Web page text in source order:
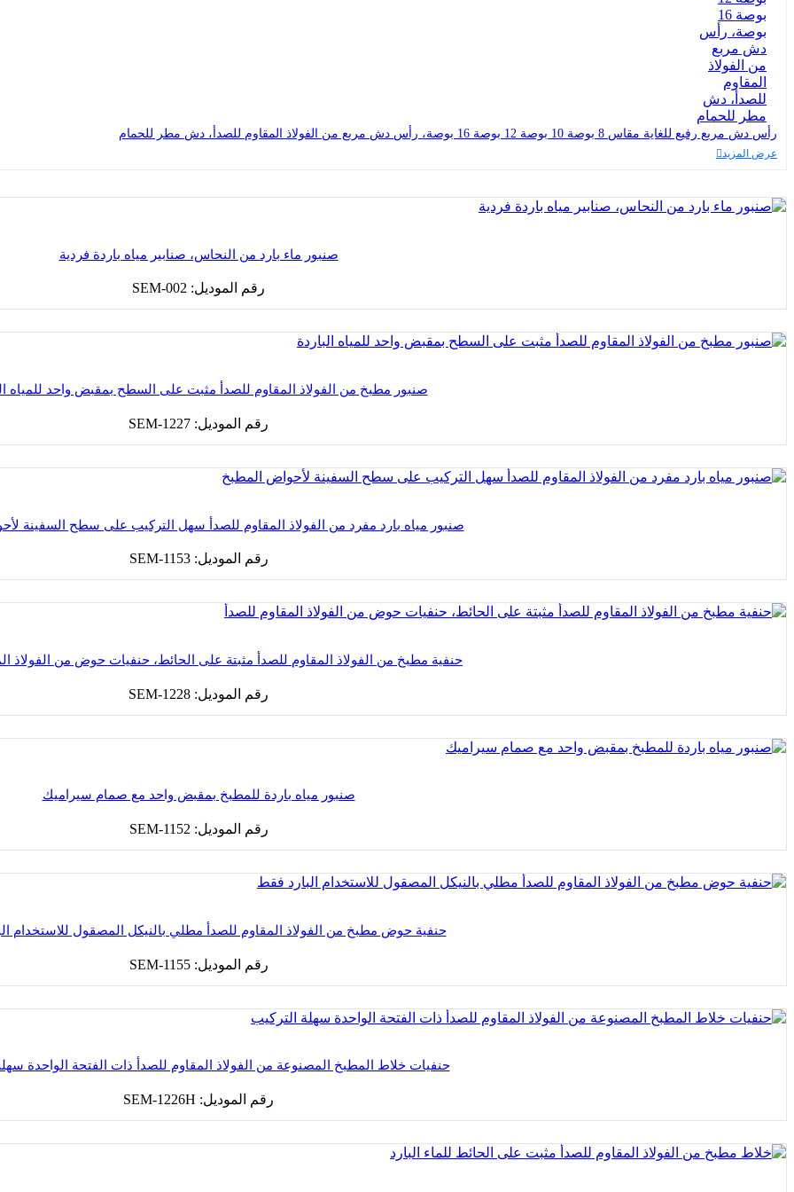
رأس دش مربع رفيع للغاية مقاس 8 بوصة 10 بوصة 12 بوصة 16 بوصة، رأس دش مربع من الفولاذ المقاوم للصدأ، دش مطر للحمام
عرض المزيد
صنبور ماء بارد من النحاس، صنابير مياه باردة فردية
رقم الموديل: SEM-002
صنبور مطبخ من الفولاذ المقاوم للصدأ مثبت على السطح بمقبض واحد للمياه
رقم الموديل: SEM-1227
صنبور مياه بارد مفرد من الفولاذ المقاوم للصدأ سهل التركيب على سطح السفينة
رقم الموديل: SEM-1153
حنفية مطبخ من الفولاذ المقاوم للصدأ مثبتة على الحائط، حنفيات حوض من الفولاذ
رقم الموديل: SEM-1228
صنبور مياه باردة للمطبخ بمقبض واحد مع صمام سيراميك
رقم الموديل: SEM-1152
حنفية حوض مطبخ من الفولاذ المقاوم للصدأ مطلي بالنيكل المصقول للاستخدام
رقم الموديل: SEM-1155
حنفيات خلاط المطبخ المصنوعة من الفولاذ المقاوم للصدأ ذات الفتحة الواحدة
رقم الموديل: SEM-1226H